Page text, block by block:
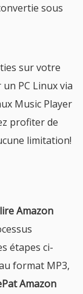
sous
sur votre
PC Linux via
Music Player
profiter de
limitation!
Amazon
étapes ci-
format MP3,
Amazon